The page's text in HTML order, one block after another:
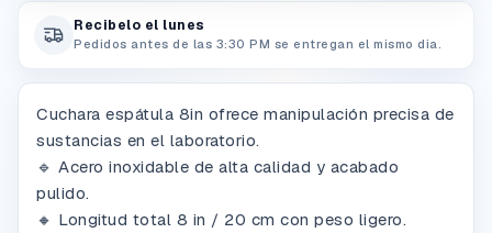
Recibelo el lunes
Pedidos antes de las 3:30 PM se entregan el mismo dia.
Cuchara espátula 8in ofrece manipulación precisa de
sustancias en el laboratorio.
🔹 Acero inoxidable de alta calidad y acabado
pulido.
🔸 Longitud total 8 in / 20 cm con peso ligero.